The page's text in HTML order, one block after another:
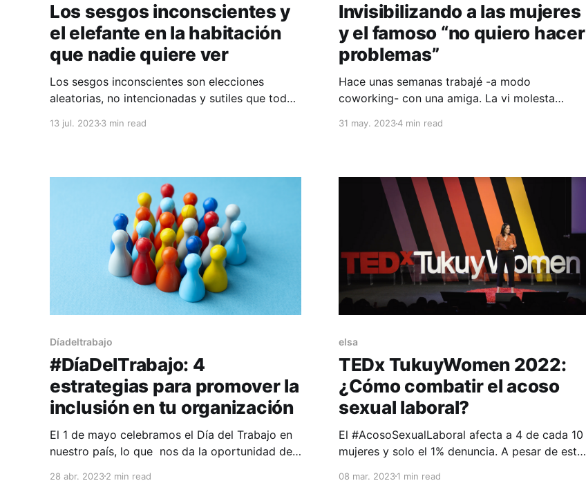
Los sesgos inconscientes y
el elefante en la habitación
que nadie quiere ver
Los sesgos inconscientes son elecciones
aleatorias, no intencionadas y sutiles que todos
necesariamente negativos, de hecho nos
tiempo con las millones de unidades de
13 jul. 20233 min read
Invisibilizando a las mujeres
y el famoso “no quiero hacer
problemas”
Hace unas semanas trabajé -a modo
coworking- con una amiga. La vi molesta
le pregunté-. Resulta que, como parte de su
feedback del área de edición solo
31 may. 20234 min read
Díadeltrabajo
#DíaDelTrabajo: 4
estrategias para promover la
inclusión en tu organización
El 1 de mayo celebramos el Día del Trabajo en
nuestro país, lo que nos da la oportunidad de
los trabajadores y trabajadoras, así como
28 abr. 20232 min read
elsa
TEDx TukuyWomen 2022:
¿Cómo combatir el acoso
sexual laboral?
El #AcosoSexualLaboral afecta a 4 de cada 10
mujeres y solo el 1% denuncia. A pesar de esto,
una denuncia para recién actuar. Este tipo de
08 mar. 20231 min read